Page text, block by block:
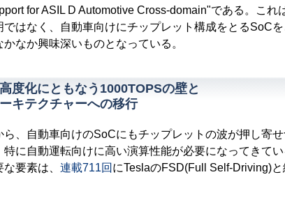
for ASIL D Automotive Cross-domain"である。これ
ではなく、自動車向けにチップレット構成をとるSoC
なか興味深いものとなっている。
度化にともなう1000TOPSの壁と
キテクチャーへの移行
、自動車向けのSoCにもチップレットの波が押し寄せ
に自動運転向けに高い演算性能が必要になってきてい
要素は、 連載711回 にTeslaのFSD(Full Self-Driving)